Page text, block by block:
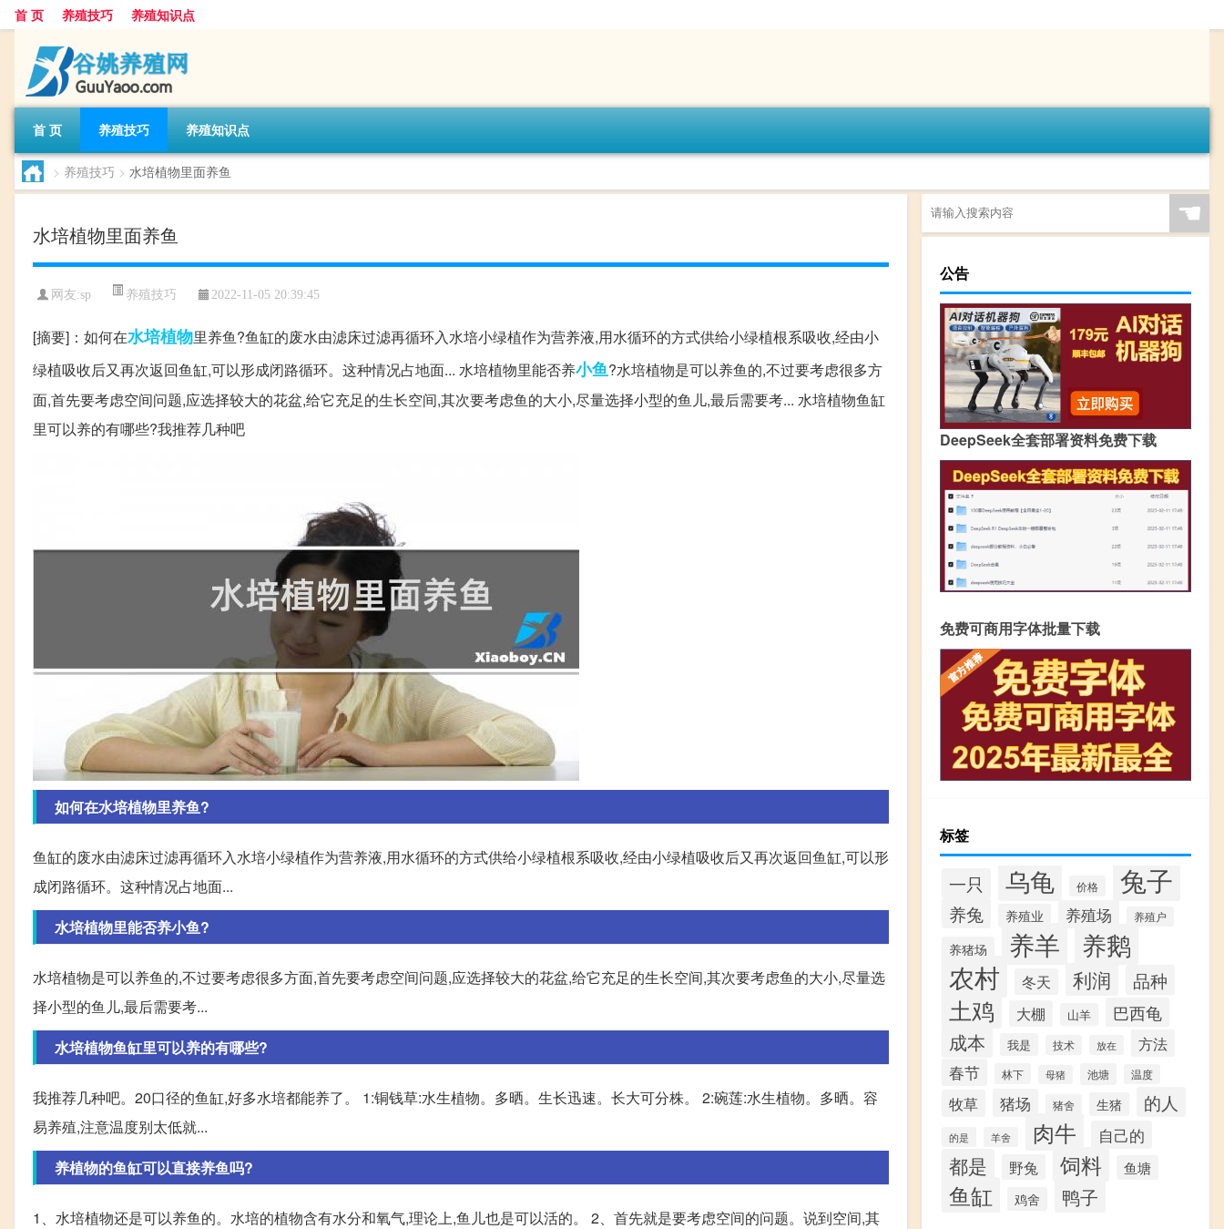
首 页 养殖技巧 养殖知识点
首 页 养殖技巧 养殖知识点
> 养殖技巧 > 水培植物里面养鱼
水培植物里面养鱼
网友:sp 养殖技巧 2022-11-05 20:39:45
[摘要]：如何在水培植物里养鱼?鱼缸的废水由滤床过滤再循环入水培小绿植作为营养液,用水循环的方式供给小绿植根系吸收,经由小
绿植吸收后又再次返回鱼缸,可以形成闭路循环。这种情况占地面... 水培植物里能否养小鱼?水培植物是可以养鱼的,不过要考虑很多方
面,首先要考虑空间问题,应选择较大的花盆,给它充足的生长空间,其次要考虑鱼的大小,尽量选择小型的鱼儿,最后需要考... 水培植物鱼缸
里可以养的有哪些?我推荐几种吧
如何在水培植物里养鱼?
鱼缸的废水由滤床过滤再循环入水培小绿植作为营养液,用水循环的方式供给小绿植根系吸收,经由小绿植吸收后又再次返回鱼缸,可以形
成闭路循环。这种情况占地面...
水培植物里能否养小鱼?
水培植物是可以养鱼的,不过要考虑很多方面,首先要考虑空间问题,应选择较大的花盆,给它充足的生长空间,其次要考虑鱼的大小,尽量选
择小型的鱼儿,最后需要考...
水培植物鱼缸里可以养的有哪些?
我推荐几种吧。20口径的鱼缸,好多水培都能养了。 1:铜钱草:水生植物。多晒。生长迅速。长大可分株。 2:碗莲:水生植物。多晒。容
易养殖,注意温度别太低就...
养植物的鱼缸可以直接养鱼吗?
1、水培植物还是可以养鱼的。水培的植物含有水分和氧气,理论上,鱼儿也是可以活的。 2、首先就是要考虑空间的问题。说到空间,其
☚
公告
DeepSeek全套部署资料免费下载
免费可商用字体批量下载
标签
一只 乌龟 价格 兔子
养兔 养殖业 养殖场 养殖户
养猪场 养羊 养鹅
农村 冬天 利润 品种
土鸡 大棚 山羊 巴西龟
成本 我是 技术 放在
方法
春节
林下 母猪 池塘 温度
牧草 猪场 猪舍 生猪 的人
的是 羊舍 肉牛 自己的
都是 野兔 饲料 鱼塘
鱼缸 鸡舍 鸭子